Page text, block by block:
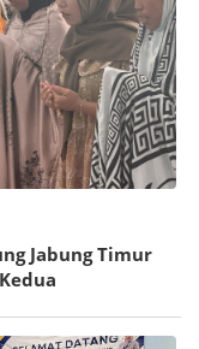
Jabung Timur